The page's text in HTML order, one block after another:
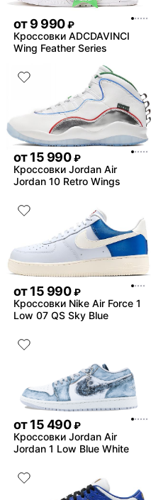
от9 990 ₽
Кроссовки ADCDAVINCI
Wing Feather Series
от15 990 ₽
Кроссовки Jordan Air
Jordan 10 Retro Wings
от15 990 ₽
Кроссовки Nike Air Force 1
Low 07 QS Sky Blue
от15 490 ₽
Кроссовки Jordan Air
Jordan 1 Low Blue White